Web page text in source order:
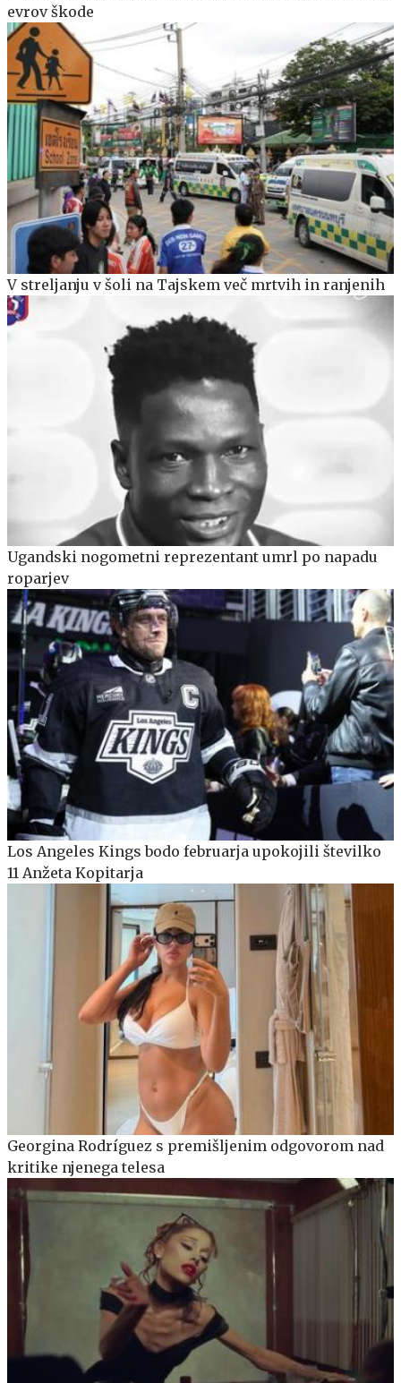
evrov škode
V streljanju v šoli na Tajskem več mrtvih in ranjenih
Ugandski nogometni reprezentant umrl po napadu
roparjev
Los Angeles Kings bodo februarja upokojili številko
11 Anžeta Kopitarja
Georgina Rodríguez s premišljenim odgovorom nad
kritike njenega telesa